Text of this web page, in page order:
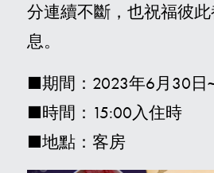
分連續不斷，也祝福彼
息。
■期間：2023年6月30日
■時間：15:00入住時
■地點：客房